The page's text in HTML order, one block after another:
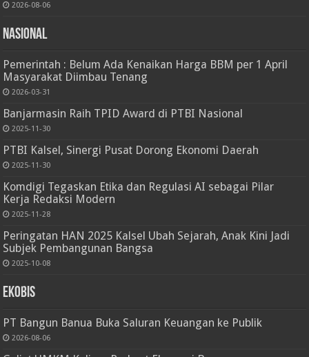
2026-08-06
Nasional
Pemerintah : Belum Ada Kenaikan Harga BBM per 1 April
Masyarakat Diimbau Tenang
2026-03-31
Banjarmasin Raih TPID Award di PTBI Nasional
2025-11-30
PTBI Kalsel, Sinergi Pusat Dorong Ekonomi Daerah
2025-11-30
Komdigi Tegaskan Etika dan Regulasi AI sebagai Pilar
Kerja Redaksi Modern
2025-11-28
Peringatan HAN 2025 Kalsel Ubah Sejarah, Anak Kini Jadi
Subjek Pembangunan Bangsa
2025-10-08
Ekobis
PT Bangun Banua Buka Saluran Keuangan ke Publik
2026-08-06